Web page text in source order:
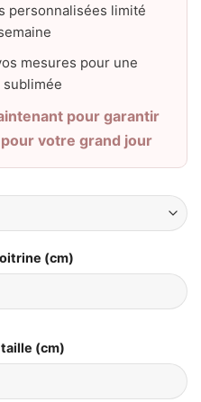
personnalisées limité
mesures pour une
pour garantir
votre grand jour
(cm)
(cm)